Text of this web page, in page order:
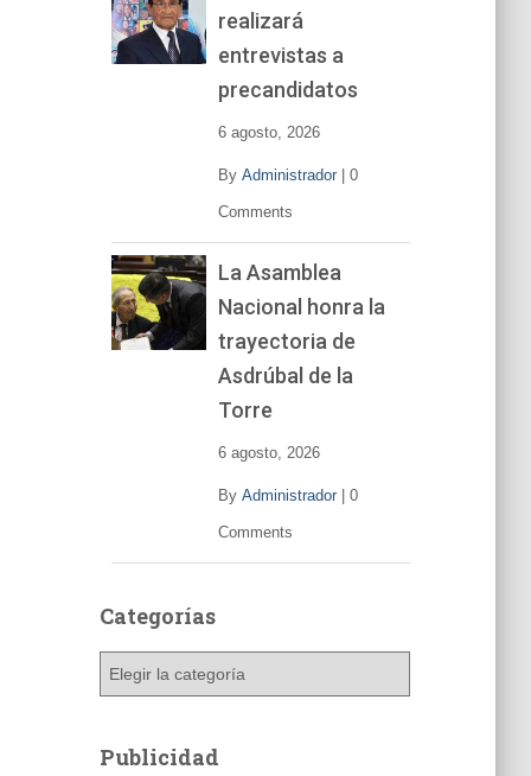
realizará
entrevistas a
precandidatos
6 agosto, 2026
By Administrador| 0
Comments
La Asamblea
Nacional honra la
trayectoria de
Asdrúbal de la
Torre
6 agosto, 2026
By Administrador| 0
Comments
Categorías
g
Publicidad